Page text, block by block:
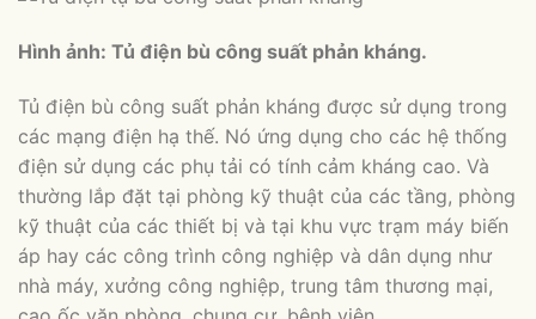
Hình ảnh: Tủ điện bù công suất phản kháng.
Tủ điện bù công suất phản kháng được sử dụng trong
các mạng điện hạ thế. Nó ứng dụng cho các hệ thống
điện sử dụng các phụ tải có tính cảm kháng cao. Và
thường lắp đặt tại phòng kỹ thuật của các tầng, phòng
kỹ thuật của các thiết bị và tại khu vực trạm máy biến
áp hay các công trình công nghiệp và dân dụng như
nhà máy, xưởng công nghiệp, trung tâm thương mại,